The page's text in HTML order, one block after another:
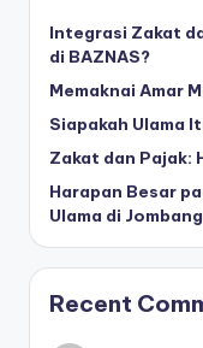
Integrasi Zakat
di BAZNAS?
Memaknai Amar
Siapakah Ulama
Zakat dan Pajak:
Harapan Besar
Ulama di Jombang
Recent